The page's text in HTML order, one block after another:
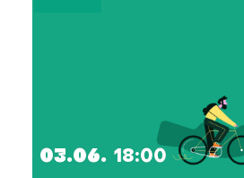
03.06. 18:00